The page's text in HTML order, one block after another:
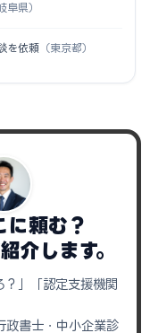
阜県）
を依頼 （東京都）
に頼む？
介します。
？」「認定支援機関
政書士・中小企業診